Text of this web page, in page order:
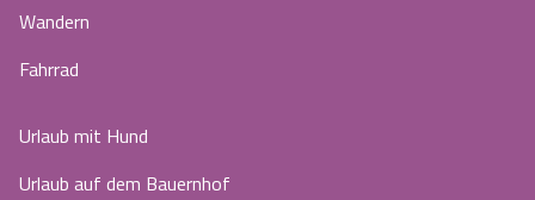
Wandern
Fahrrad
Urlaub mit Hund
Urlaub auf dem Bauernhof